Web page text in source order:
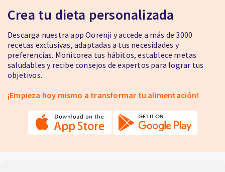
Crea tu dieta personalizada
Descarga nuestra app Oorenji y accede a más de 3000
recetas exclusivas, adaptadas a tus necesidades y
preferencias. Monitorea tus hábitos, establece metas
saludables y recibe consejos de expertos para lograr tus
objetivos.
¡Empieza hoy mismo a transformar tu alimentación!